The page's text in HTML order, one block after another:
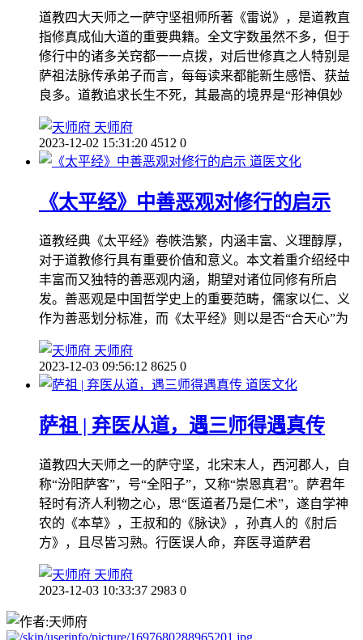
道教四大天师之一萨守坚祖师所著《雷说》，是道教直
指修真成仙大道的重要典籍。全文字数虽然不多，但于
修行中的诸多关窍都一一点拨，对后世修真之人特别是
萨祖法脉传承弟子而言，每每读来都能新生感悟、获益
良多。道教追求长生不死，其最高的境界是“形神俱妙
天师府
2023-12-02 15:31:20 4512 0
道医文化
《太平经》中善恶观对修行的启示
道教经典《太平经》卷帙浩繁，内涵丰富、义理醇厚，
对于道教修行具有重要价值和意义。本文着重介绍经中
丰富而又独特的善恶观内涵，期望对诸位同修有所启
发。善恶观是中国哲学史上的重要范畴，儒家以仁、义
作为善恶划分标准，而《太平经》则以是否“合天心”为
天师府
2023-12-03 09:56:12 8625 0
道医文化
萨祖 | 弃医从道，遇三师得遇真传
道教四大天师之一的萨守坚，北宋末人，西河郡人，自
称“汾阳萨客”，号“全阳子”，又称“崇恩真君”。萨君年
轻时有济人利物之心，思“医道者乃是仁术”，遂自学神
农的《本草》，王叔和的《脉诀》，孙真人的《肘后
方》，且尽皆习熟。行医误人命，弃医寻道萨君
天师府
2023-12-03 10:33:37 2983 0